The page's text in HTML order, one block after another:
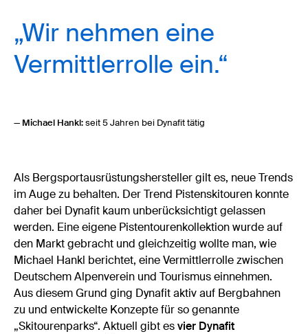
„Wir nehmen eine
Vermittlerrolle ein.“
— Michael Hankl:seit 5 Jahren bei Dynafit tätig
Als Bergsportausrüstungshersteller gilt es, neue Trends
im Auge zu behalten. Der Trend Pistenskitouren konnte
daher bei Dynafit kaum unberücksichtigt gelassen
werden. Eine eigene Pistentourenkollektion wurde auf
den Markt gebracht und gleichzeitig wollte man, wie
Michael Hankl berichtet, eine Vermittlerrolle zwischen
Deutschem Alpenverein und Tourismus einnehmen.
Aus diesem Grund ging Dynafit aktiv auf Bergbahnen
zu und entwickelte Konzepte für so genannte
„Skitourenparks“. Aktuell gibt esvier Dynafit